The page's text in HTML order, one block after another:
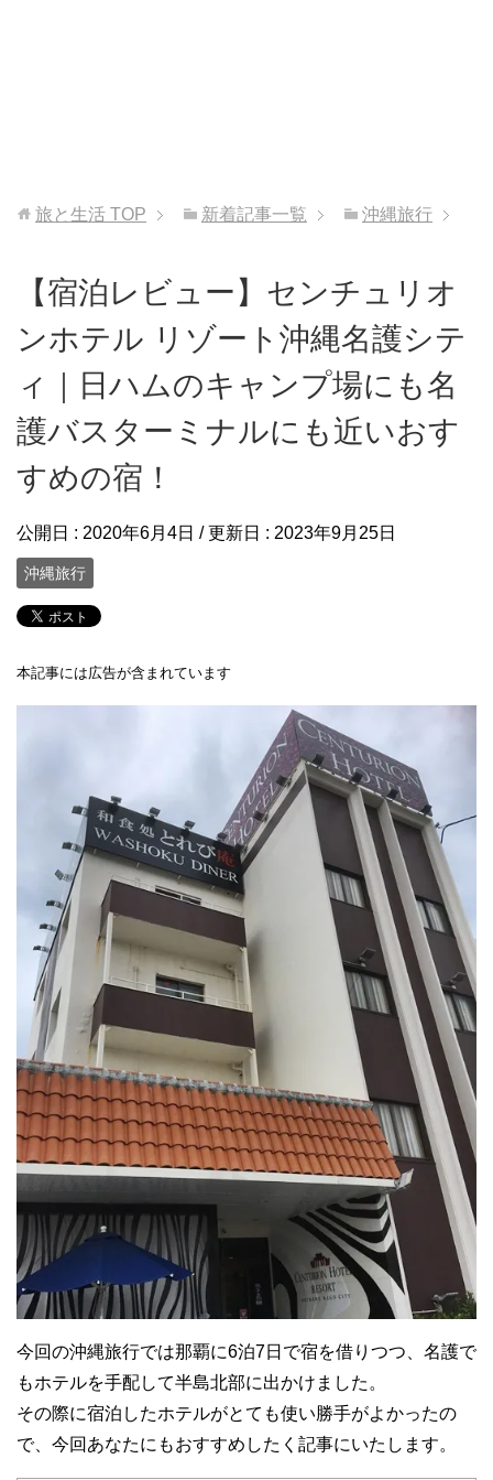
旅と生活 TOP 新着記事一覧 沖縄旅行
【宿泊レビュー】センチュリオ
ンホテル リゾート沖縄名護シテ
ィ｜日ハムのキャンプ場にも名
護バスターミナルにも近いおす
すめの宿！
公開日 : 2020年6月4日 / 更新日 : 2023年9月25日
沖縄旅行
本記事には広告が含まれています
今回の沖縄旅行では那覇に6泊7日で宿を借りつつ、名護で
もホテルを手配して半島北部に出かけました。
その際に宿泊したホテルがとても使い勝手がよかったの
で、今回あなたにもおすすめしたく記事にいたします。